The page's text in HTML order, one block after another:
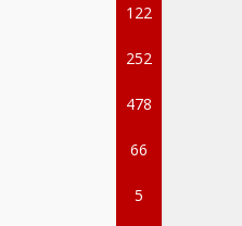
122
252
478
66
5